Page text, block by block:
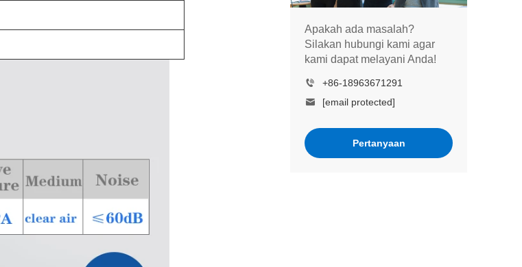
Apakah ada masalah?
Silakan hubungi kami agar
kami dapat melayani Anda!
+86-18963671291
[email protected]
Pertanyaan